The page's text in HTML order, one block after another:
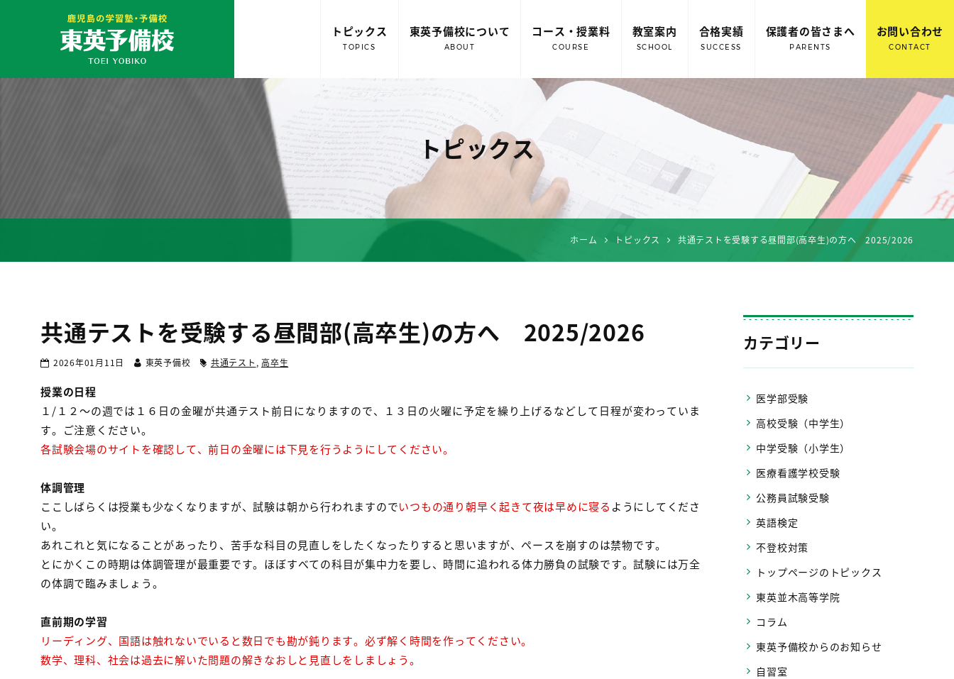
トピックス
TOPICS
東英予備校について
ABOUT
コース・授業料
COURSE
教室案内
SCHOOL
合格実績
SUCCESS
保護者の皆さまへ
PARENTS
お問い合わせ
CONTACT
トピックス
ホーム トピックス 共通テストを受験する昼間部(高卒生)の方へ 2025/2026
共通テストを受験する昼間部(高卒生)の方へ 2025/2026
2026年01月11日 東英予備校 共通テスト , 高卒生
授業の日程
１/１２～の週では１６日の金曜が共通テスト前日になりますので、１３日の火曜に予定を繰り上げるなどして日程が変わっていま
す。ご注意ください。
各試験会場のサイトを確認して、前日の金曜には下見を行うようにしてください。
体調管理
ここしばらくは授業も少なくなりますが、試験は朝から行われますのでいつもの通り朝早く起きて夜は早めに寝る ようにしてくださ
い。
あれこれと気になることがあったり、苦手な科目の見直しをしたくなったりすると思いますが、ペースを崩すのは禁物です。
とにかくこの時期は体調管理が最重要です。ほぼすべての科目が集中力を要し、時間に追われる体力勝負の試験です。試験には万全
の体調で臨みましょう。
直前期の学習
リーディング、国語は触れないでいると数日でも勘が鈍ります。必ず解く時間を作ってください。
数学、理科、社会は過去に解いた問題の解きなおしと見直しをしましょう。
カテゴリー
医学部受験
高校受験（中学生）
中学受験（小学生）
医療看護学校受験
公務員試験受験
英語検定
不登校対策
トップページのトピックス
東英並木高等学院
コラム
東英予備校からのお知らせ
自習室